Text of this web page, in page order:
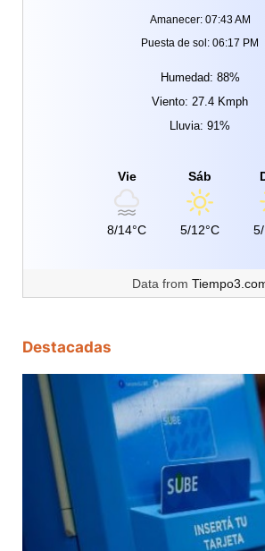
Amanecer: 07:43 AM
Puesta de sol: 06:17 PM
Humedad: 88%
Viento: 27.4 Kmph
Lluvia: 91%
Vie
8/14°C
Sáb
5/12°C
Data from
Destacadas